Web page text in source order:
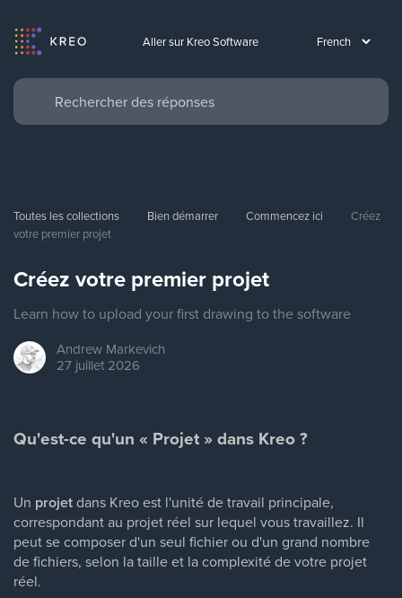
Aller sur Kreo Software
Toutes les collections Bien démarrer Commencez ici
Créez
votre premier projet
Créez votre premier projet
Learn how to upload your first drawing to the software
Andrew Markevich
27 juillet 2026
Qu'est-ce qu'un « Projet » dans Kreo ?
Un projetdans Kreo est l'unité de travail principale,
correspondant au projet réel sur lequel vous travaillez. Il
peut se composer d'un seul fichier ou d'un grand nombre
de fichiers, selon la taille et la complexité de votre projet
réel.